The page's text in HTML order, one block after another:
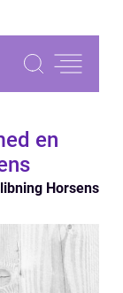
en
Horsens